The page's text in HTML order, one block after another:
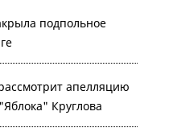
подпольное
апелляцию
Круглова